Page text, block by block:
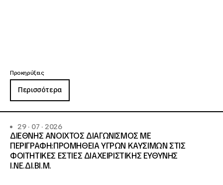
Προκηρύξεις
Περισσότερα
29 · 07 · 2026
ΔΙΕΘΝΗΣ ΑΝΟΙΧΤΟΣ ΔΙΑΓΩΝΙΣΜΟΣ ΜΕ
ΠΕΡΙΓΡΑΦΗ:ΠΡΟΜΗΘΕΙΑ ΥΓΡΩΝ ΚΑΥΣΙΜΩΝ ΣΤΙΣ
ΦΟΙΤΗΤΙΚΕΣ ΕΣΤΙΕΣ ΔΙΑΧΕΙΡΙΣΤΙΚΗΣ ΕΥΘΥΝΗΣ
Ι.ΝΕ.ΔΙ.ΒΙ.Μ.